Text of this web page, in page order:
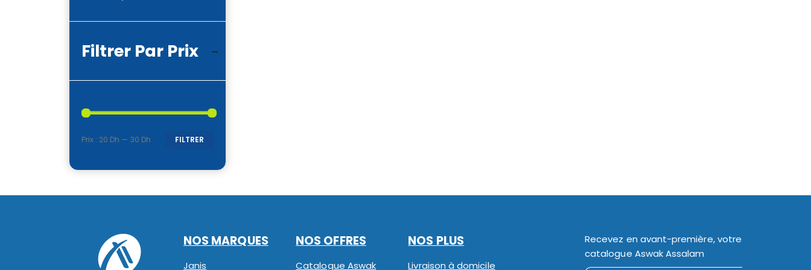
Filtrer Par Prix
FILTRER
Prix : 20 Dh — 30 Dh
NOS MARQUES
Janis
NOS OFFRES
Catalogue Aswak
NOS PLUS
Livraison à domicile
Recevez en avant-première, votre
catalogue Aswak Assalam